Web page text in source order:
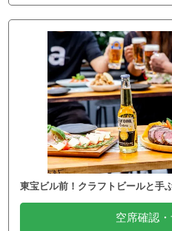
東宝ビル前！クラフトビールと手
空席確認